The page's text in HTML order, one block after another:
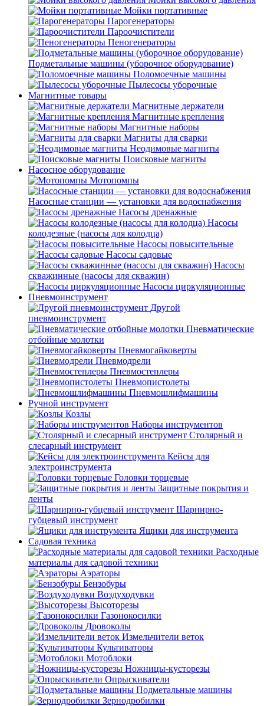
Мойки портативные
Парогенераторы
Пароочистители
Пеногенераторы
Подметальные машины (уборочное оборудование)
Поломоечные машины
Пылесосы уборочные
Магнитные товары
Магнитные держатели
Магнитные крепления
Магнитные наборы
Магниты для сварки
Неодимовые магниты
Поисковые магниты
Насосное оборудование
Мотопомпы
Насосные станции — установки для водоснабжения
Насосы дренажные
Насосы
колодезные (насосы для колодца)
Насосы повысительные
Насосы садовые
Насосы
скважинные (насосы для скважин)
Насосы циркуляционные
Пневмоинструмент
Другой
пневмоинструмент
Пневматические
отбойные молотки
Пневмогайковерты
Пневмодрели
Пневмостеплеры
Пневмопистолеты
Пневмошлифмашины
Ручной инструмент
Козлы
Наборы инструментов
Столярный и
слесарный инструмент
Кейсы для
электроинструмента
Головки торцевые
Защитные покрытия и
ленты
Шарнирно-
губцевый инструмент
Ящики для инструмента
Садовая техника
Расходные
материалы для садовой техники
Аэраторы
Бензобуры
Воздуходувки
Высоторезы
Газонокосилки
Дровоколы
Измельчители веток
Культиваторы
Мотоблоки
Ножницы-кусторезы
Опрыскиватели
Подметальные машины
Зернодробилки